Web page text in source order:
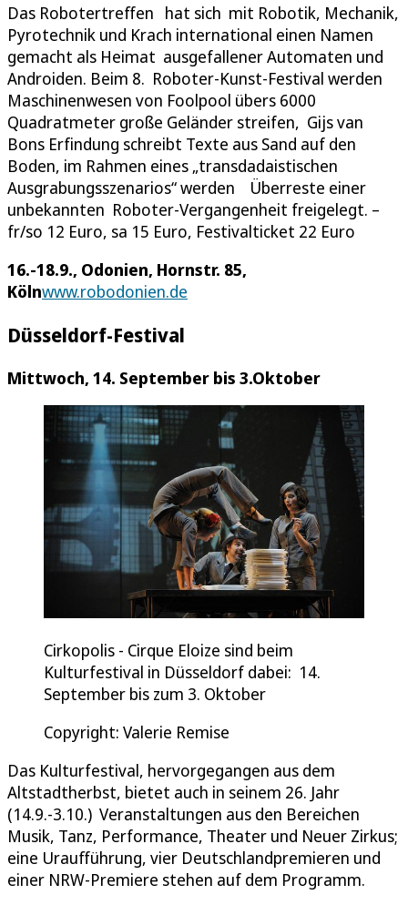
Das Robotertreffen hat sich mit Robotik, Mechanik,
Pyrotechnik und Krach international einen Namen
gemacht als Heimat ausgefallener Automaten und
Androiden. Beim 8. Roboter-Kunst-Festival werden
Maschinenwesen von Foolpool übers 6000
Quadratmeter große Geländer streifen, Gijs van
Bons Erfindung schreibt Texte aus Sand auf den
Boden, im Rahmen eines „transdadaistischen
Ausgrabungsszenarios“ werden Überreste einer
unbekannten Roboter-Vergangenheit freigelegt. –
fr/so 12 Euro, sa 15 Euro, Festivalticket 22 Euro
16.-18.9., Odonien, Hornstr. 85,
Kölnwww.robodonien.de
Düsseldorf-Festival
Mittwoch, 14. September bis 3.Oktober
Cirkopolis - Cirque Eloize sind beim
Kulturfestival in Düsseldorf dabei: 14.
September bis zum 3. Oktober
Copyright: Valerie Remise
Das Kulturfestival, hervorgegangen aus dem
Altstadtherbst, bietet auch in seinem 26. Jahr
(14.9.-3.10.) Veranstaltungen aus den Bereichen
Musik, Tanz, Performance, Theater und Neuer Zirkus;
eine Uraufführung, vier Deutschlandpremieren und
einer NRW-Premiere stehen auf dem Programm.